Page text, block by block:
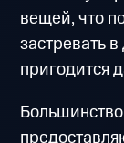
вещей, что
застревать
пригодится